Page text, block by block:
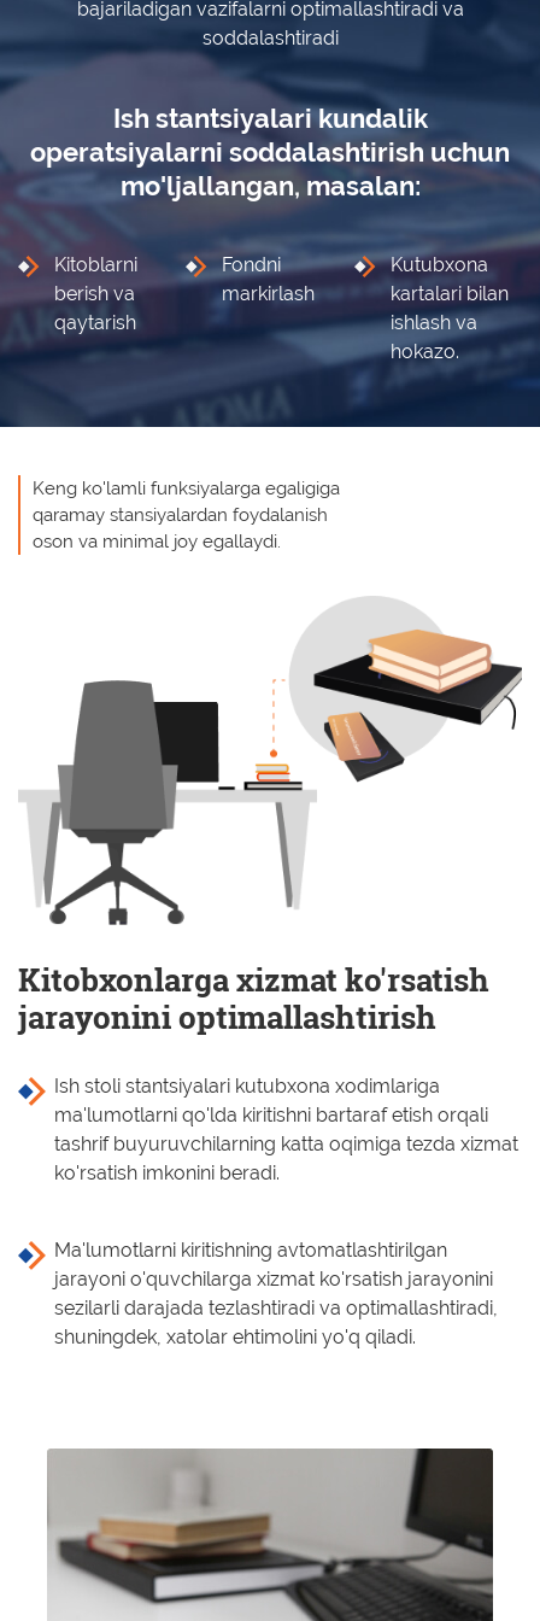
Kitobxon kartasi
Tovar-moddiy zahiralarni
inventarizatsiya qilish
UniBook kitob
uskunalar
BookFlow
LibraryCart
bajariladigan vazifalarni optimallashtiradi va
soddalashtiradi
Ish stantsiyalari kundalik
operatsiyalarni soddalashtirish uchun
mo'ljallangan, masalan:
Kitoblarni
berish va
qaytarish
Fondni
markirlash
Kutubxona
kartalari bilan
ishlash va
hokazo.
Keng ko'lamli funksiyalarga egaligiga
qaramay stansiyalardan foydalanish
oson va minimal joy egallaydi.
Kitobxonlarga xizmat ko'rsatish
jarayonini optimallashtirish
Ish stoli stantsiyalari kutubxona xodimlariga
ma'lumotlarni qo'lda kiritishni bartaraf etish orqali
tashrif buyuruvchilarning katta oqimiga tezda xizmat
ko'rsatish imkonini beradi.
Ma'lumotlarni kiritishning avtomatlashtirilgan
jarayoni o'quvchilarga xizmat ko'rsatish jarayonini
sezilarli darajada tezlashtiradi va optimallashtiradi,
shuningdek, xatolar ehtimolini yo'q qiladi.